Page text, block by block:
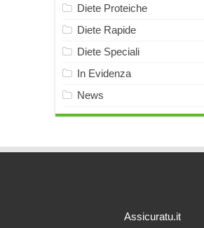
Diete Proteiche
Diete Rapide
Diete Speciali
In Evidenza
News
Assicuratu.it